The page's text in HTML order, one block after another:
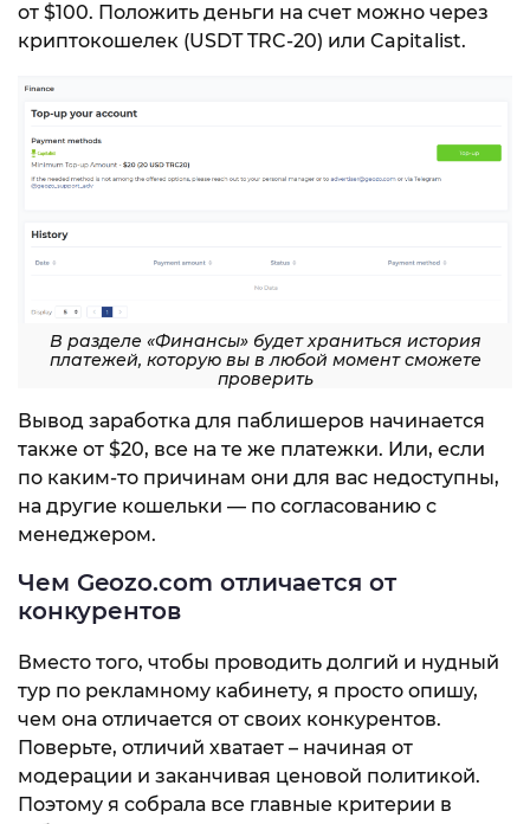
от $100. Положить деньги на счет можно через
криптокошелек (USDT TRC-20) или Capitalist.
В разделе «Финансы» будет храниться история
платежей, которую вы в любой момент сможете
проверить
Вывод заработка для паблишеров начинается
также от $20, все на те же платежки. Или, если
по каким-то причинам они для вас недоступны,
на другие кошельки — по согласованию с
менеджером.
Чем Geozo.com отличается от
конкурентов
Вместо того, чтобы проводить долгий и нудный
тур по рекламному кабинету, я просто опишу,
чем она отличается от своих конкурентов.
Поверьте, отличий хватает – начиная от
модерации и заканчивая ценовой политикой.
Поэтому я собрала все главные критерии в